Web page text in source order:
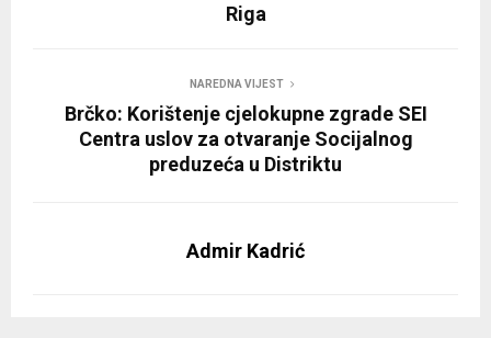
Riga
NAREDNA VIJEST
Brčko: Korištenje cjelokupne zgrade SEI
Centra uslov za otvaranje Socijalnog
preduzeća u Distriktu
Admir Kadrić